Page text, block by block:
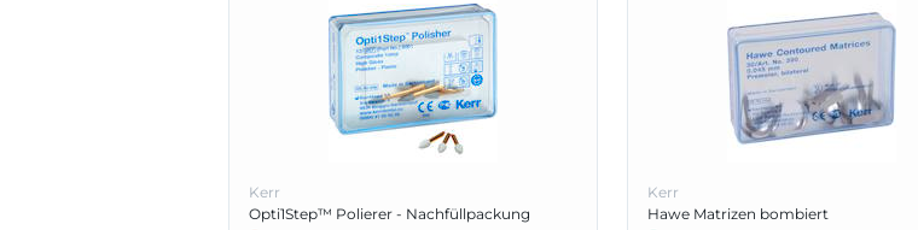
Kerr
Opti1Step™ Polierer - Nachfüllpackung
Kerr
Hawe Matrizen bombiert